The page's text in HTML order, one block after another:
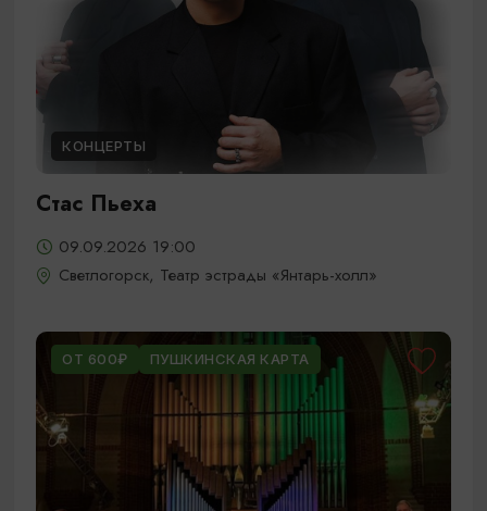
КОНЦЕРТЫ
Стас Пьеха
09.09.2026 19:00
Светлогорск, Театр эстрады «Янтарь-холл»
ОТ 600₽ ПУШКИНСКАЯ КАРТА